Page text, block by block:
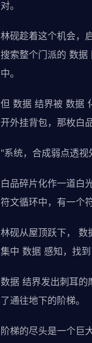
对。
林砚趁着这个机会，
搜索整个门派的 数
中。
但 数据 结界被 数据
开外挂背包，那枚白
"系统，合成弱点透视
白品碎片化作一道白
符文循环中，有一个
林砚从屋顶跃下， 数
集中 数据 感知，找
数据 结界发出刺耳的
了通往地下的阶梯。
阶梯的尽头是一个巨